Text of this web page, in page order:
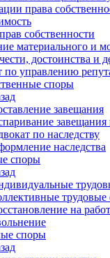
права
собственности
материального и
достоинства и
по управлению
споры
завещания
завещания
по наследству
наследства
споры
на
споры